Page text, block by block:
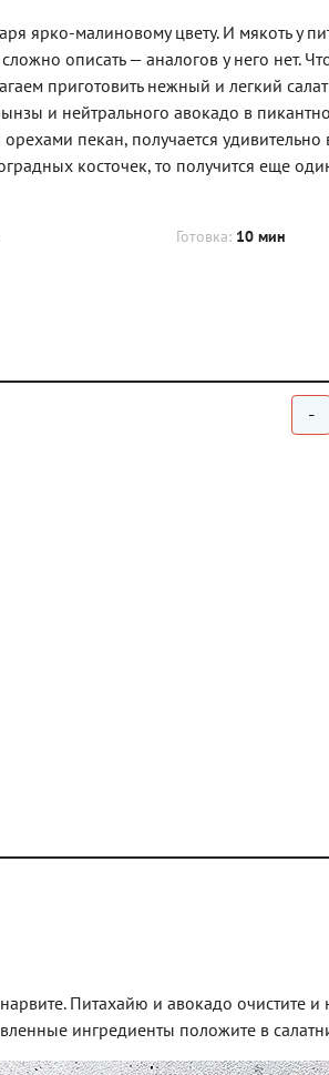
ярко-малиновому цвету. И мякоть у
описать — аналогов у него нет.
приготовить нежный и легкий
и нейтрального авокадо в
пекан, получается удивительно
косточек, то получится еще
Готовка: 10 мин
-
Питахайю и авокадо очистите и
ингредиенты положите в